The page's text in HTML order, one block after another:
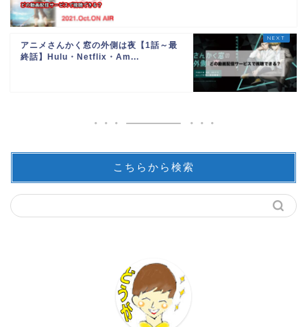
アニメさんかく窓の外側は夜【1話～最
終話】Hulu・Netflix・Am...
こちらから検索